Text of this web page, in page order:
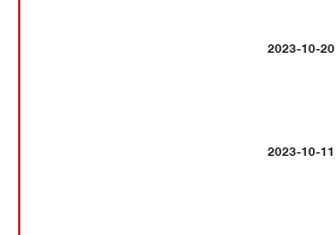
2023-10-20
2023-10-11